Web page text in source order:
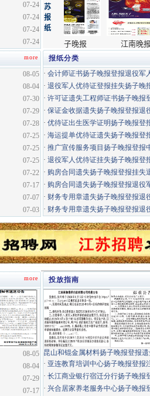
报纸分类
· 会计师证书扬子晚报登报退役军
· 退役军人优待证登报挂失扬子晚
· 许可证遗失工程师证书扬子晚报
· 保证金收据遗失扬子晚报登报退
· 优待证出生医学证明扬子晚报登
· 海运提单优待证遗失扬子晚报登
· 推广宣传服务项目扬子晚报登报
· 退役军人优待证挂失扬子晚报登
· 购房合同遗失扬子晚报登报挂失
· 购房合同遗失扬子晚报登报退役
· 财务专用章遗失扬子晚报登报退
· 财务专用章遗失扬子晚报登报退
07-24
07-24
07-24
07-24
more
08-05
08-04
07-30
07-29
07-28
07-25
07-25
07-25
07-22
07-17
07-07
07-03
投放指南
昆山和锟金属材料扬子晚报登报
· 亚连教育培训中心扬子晚报登报
· 长江商业银行宿迁分行扬子晚报
· 兴合居家养老服务中心扬子晚报
more
08-05
08-04
07-29
07-17